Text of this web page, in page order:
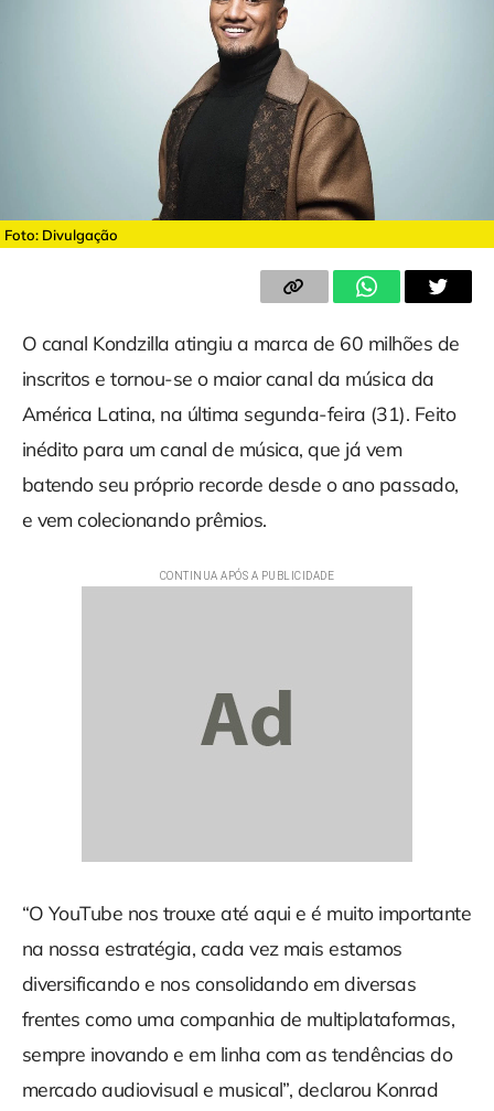
Foto: Divulgação
O canal Kondzilla atingiu a marca de 60 milhões de
inscritos e tornou-se o maior canal da música da
América Latina, na última segunda-feira (31). Feito
inédito para um canal de música, que já vem
batendo seu próprio recorde desde o ano passado,
e vem colecionando prêmios.
“O YouTube nos trouxe até aqui e é muito importante
na nossa estratégia, cada vez mais estamos
diversificando e nos consolidando em diversas
frentes como uma companhia de multiplataformas,
sempre inovando e em linha com as tendências do
mercado audiovisual e musical”, declarou Konrad